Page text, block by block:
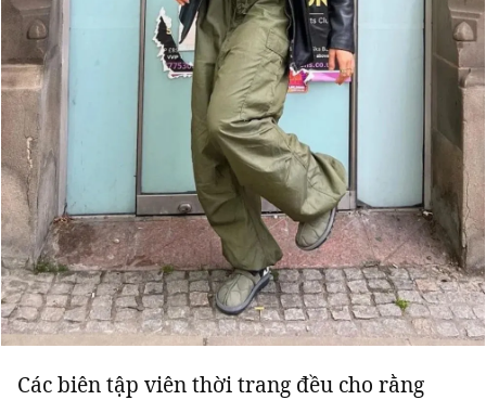
0906 645 777 0908 780 404
Đặt báo Quảng cáo RSS Tòa soạn Chính sách bảo
Tổng biên tập: Nguyễn Ngọc Toàn
Phó tổng biên tập: Hải Thành
Ủy viên Ban biên tập - Tổng Thư ký tòa soạn: Trần Việt Hưng
Giấy phép xuất bản số 110/GP - BTTTT cấp ngày 24.3.2020
© 2003-2026 Bản quyền thuộc về Báo Thanh Niên. Cấm sao chép
dưới mọi hình thức nếu không có sự chấp thuận bằng văn bản.
Phát triển bởi ePi Technologies, JSC.
Các biên tập viên thời trang đều cho rằng